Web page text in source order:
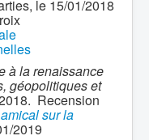
le 15/01/2018
à la renaissance
géopolitiques et
Recension
sur la
2019